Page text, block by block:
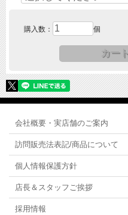
購入数： 個
会社概要・実店舗のご案内
訪問販売法表記/商品について
個人情報保護方針
店長＆スタッフご挨拶
採用情報